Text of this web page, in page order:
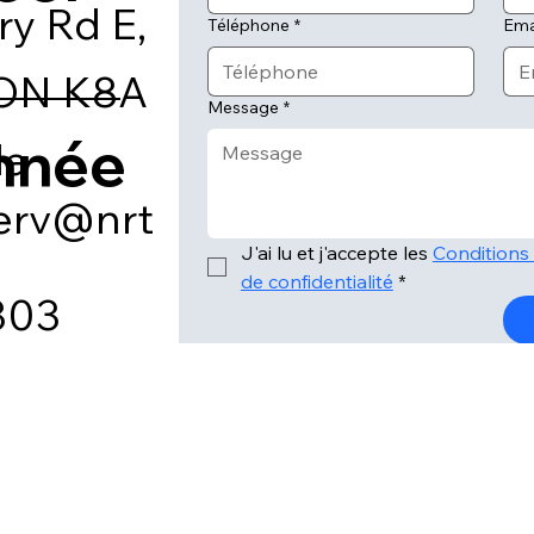
Téléphone *
Message *
J'ai lu et j'accepte les
de confidentialité *
Rd E,
K8A